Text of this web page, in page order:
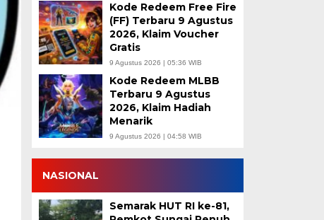
Kode Redeem Free Fire
(FF) Terbaru 9 Agustus
2026, Klaim Voucher
Gratis
9 Agustus 2026 | 05:36 WIB
Kode Redeem MLBB
Terbaru 9 Agustus
2026, Klaim Hadiah
Menarik
9 Agustus 2026 | 04:58 WIB
NASIONAL
Semarak HUT RI ke-81,